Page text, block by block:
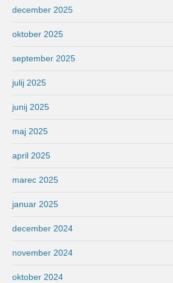
december 2025
oktober 2025
september 2025
julij 2025
junij 2025
maj 2025
april 2025
marec 2025
januar 2025
december 2024
november 2024
oktober 2024